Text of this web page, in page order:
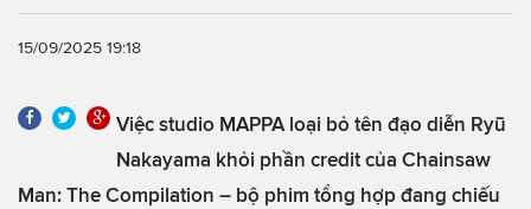
15/09/2025 19:18
Việc studio MAPPA loại bỏ tên đạo diễn Ryū
Nakayama khỏi phần credit của Chainsaw
Man: The Compilation – bộ phim tổng hợp đang chiếu